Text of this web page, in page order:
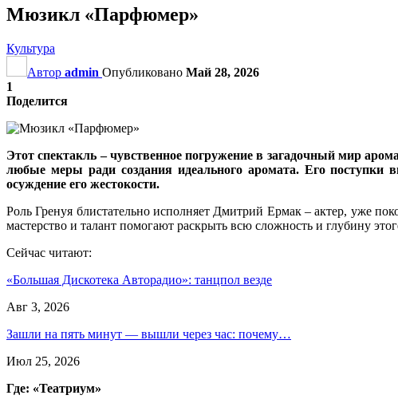
Мюзикл «Парфюмер»
Культура
Автор admin Опубликовано Май 28, 2026
1
Поделится
Этот спектакль – чувственное погружение в загадочный мир
любые меры ради создания идеального аромата. Его
осуждение его жестокости.
Роль Гренуя блистательно исполняет Дмитрий Ермак – актер, уже
мастерство и талант помогают раскрыть всю сложность и глубину
Сейчас читают:
«Большая Дискотека Авторадио»: танцпол везде
Авг 3, 2026
Зашли на пять минут — вышли через час: почему…
Июл 25, 2026
Где: «Театриум»